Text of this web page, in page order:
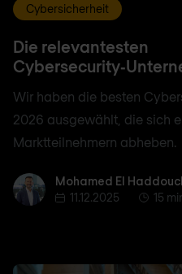
Cybersicherheit
Die relevantesten
Wir haben die besten
2026 ausgewählt, die sich
Marktteilnehmern abheben.
Mohamed El Haddouchi
Mohamed El
11.12.2025
15